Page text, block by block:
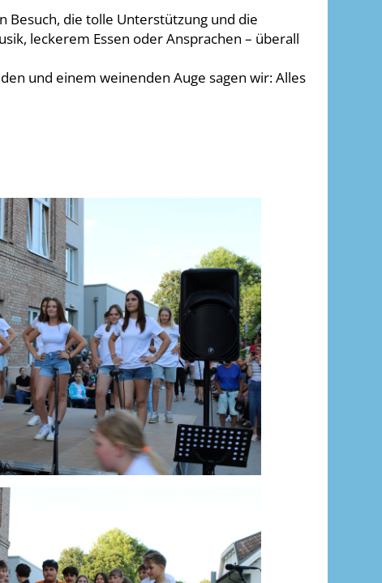
Besuch, die tolle Unterstützung und die
leckerem Essen oder Ansprachen – überall
und einem weinenden Auge sagen wir: Alles